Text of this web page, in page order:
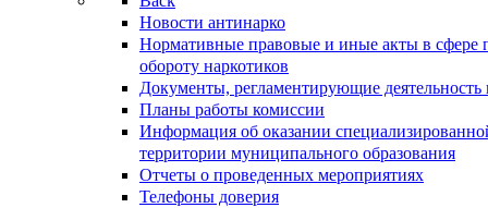
Новости антинарко
Нормативные правовые и иные акты в сфере
обороту наркотиков
Документы, регламентирующие деятельность
Планы работы комиссии
Информация об оказании
территории муниципального образования
Отчеты о проведенных мероприятиях
Телефоны доверия